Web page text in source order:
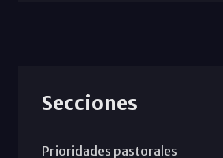
Secciones
Prioridades pastorales